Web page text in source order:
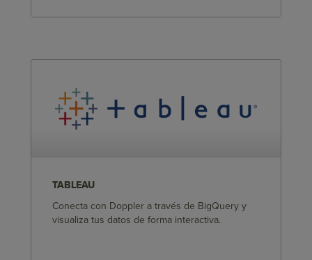
TABLEAU
Conecta con Doppler a través de BigQuery y
visualiza tus datos de forma interactiva.